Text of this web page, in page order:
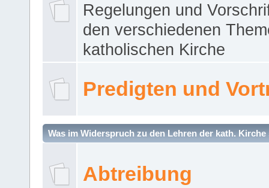
Regelungen und
den verschiedenen
katholischen Kirche
Predigten und
Was im Widerspruch zu den Lehren der kath. Kirche
Abtreibung